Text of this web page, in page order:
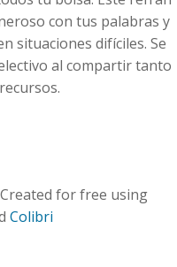
con tus palabras y
situaciones difíciles. Se
al compartir tanto
for free using
Colibri